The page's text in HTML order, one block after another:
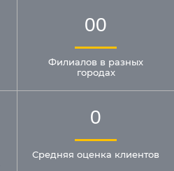
00
Филиалов в разных
городах
0
Средняя оценка клиентов